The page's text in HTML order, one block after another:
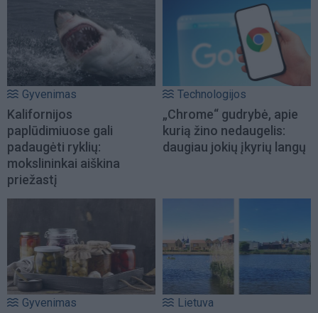
Gyvenimas
Kalifornijos
paplūdimiuose gali
padaugėti ryklių:
mokslininkai aiškina
priežastį
Technologijos
„Chrome“ gudrybė, apie
kurią žino nedaugelis:
daugiau jokių įkyrių langų
Gyvenimas Lietuva